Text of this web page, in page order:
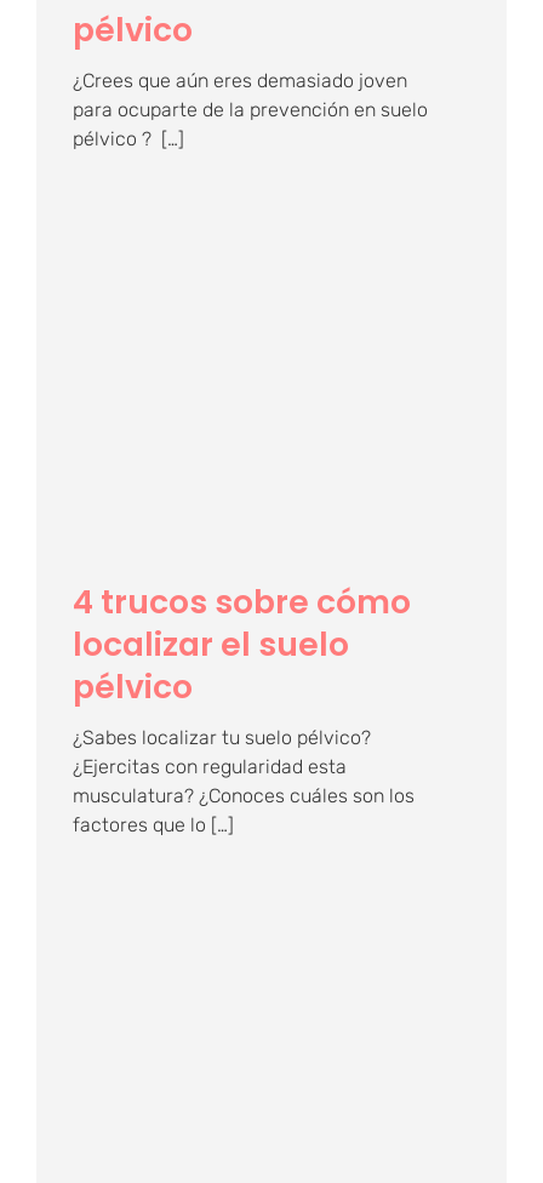
pélvico
¿Crees que aún eres demasiado joven
para ocuparte de la prevención en suelo
pélvico ? […]
4 trucos sobre cómo
localizar el suelo
pélvico
¿Sabes localizar tu suelo pélvico?
¿Ejercitas con regularidad esta
musculatura? ¿Conoces cuáles son los
factores que lo […]